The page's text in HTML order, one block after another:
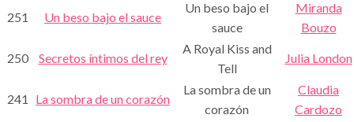
251 Un beso bajo el sauce
Un beso bajo el
sauce
Miranda
Bouzo
250 Secretos íntimos del rey
A Royal Kiss and
Tell
Julia London
241 La sombra de un corazón
La sombra de un
corazón
Claudia
Cardozo